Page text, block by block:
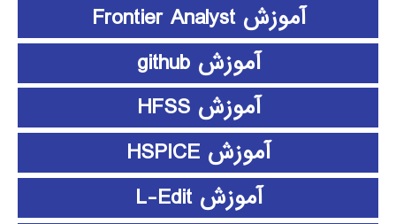
آموزش Frontier Analyst
آموزش github
آموزش HFSS
آموزش HSPICE
آموزش L-Edit